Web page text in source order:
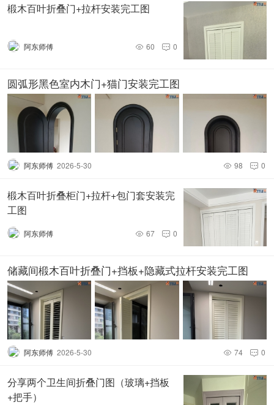
椴木百叶折叠门+拉杆安装完工图
阿东师傅  0
 60
圆弧形黑色室内木门+猫门安装完工图
阿东师傅 2026-5-30  0
 98
椴木百叶折叠柜门+拉杆+包门套安装完
工图
阿东师傅  0
 67
储藏间椴木百叶折叠门+挡板+隐藏式拉杆安装完工图
阿东师傅 2026-5-30  0
 74
分享两个卫生间折叠门图（玻璃+挡板
+把手）